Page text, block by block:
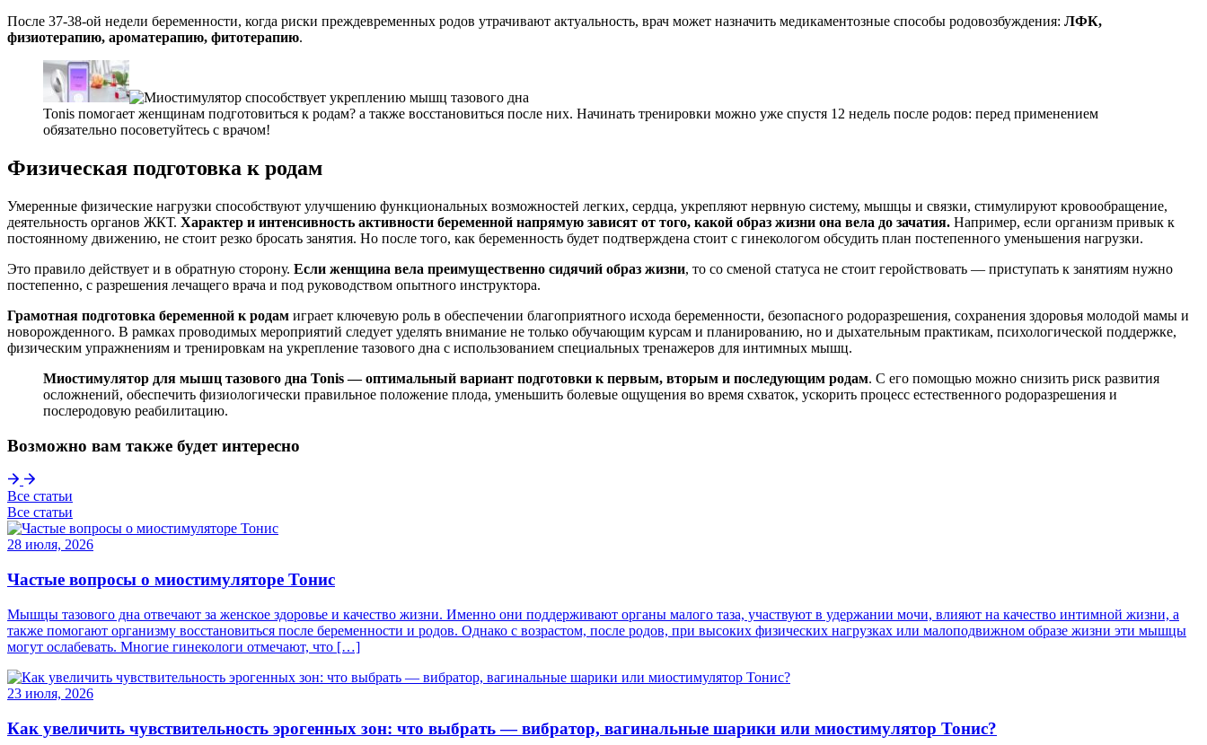
После 37-38-ой недели беременности, когда риски преждевременных родов утрачивают актуальность, врач может назначить медикаментозные способы родовозбуждения: ЛФК,
физиотерапию, ароматерапию, фитотерапию.
Tonis помогает женщинам подготовиться к родам? а также восстановиться после них. Начинать тренировки можно уже спустя 12 недель после родов: перед применением
обязательно посоветуйтесь с врачом!
Физическая подготовка к родам
Умеренные физические нагрузки способствуют улучшению функциональных возможностей легких, сердца, укрепляют нервную систему, мышцы и связки, стимулируют кровообращение,
деятельность органов ЖКТ. Характер и интенсивность активности беременной напрямую зависят от того, какой образ жизни она вела до зачатия. Например, если организм привык к
постоянному движению, не стоит резко бросать занятия. Но после того, как беременность будет подтверждена стоит с гинекологом обсудить план постепенного уменьшения нагрузки.
Это правило действует и в обратную сторону. Если женщина вела преимущественно сидячий образ жизни, то со сменой статуса не стоит геройствовать — приступать к занятиям нужно
постепенно, с разрешения лечащего врача и под руководством опытного инструктора.
Грамотная подготовка беременной к родам играет ключевую роль в обеспечении благоприятного исхода беременности, безопасного родоразрешения, сохранения здоровья молодой мамы и
новорожденного. В рамках проводимых мероприятий следует уделять внимание не только обучающим курсам и планированию, но и дыхательным практикам, психологической поддержке,
физическим упражнениям и тренировкам на укрепление тазового дна с использованием специальных тренажеров для интимных мышц.
Миостимулятор для мышц тазового дна Tonis —оптимальный вариант подготовки к первым, вторым и последующим родам. С его помощью можно снизить риск развития
осложнений, обеспечить физиологически правильное положение плода, уменьшить болевые ощущения во время схваток, ускорить процесс естественного родоразрешения и
послеродовую реабилитацию.
Возможно вам также будет интересно
Все статьи
Все статьи
28 июля, 2026
Частые вопросы о миостимуляторе Тонис
Мышцы тазового дна отвечают за женское здоровье и качество жизни. Именно они поддерживают органы малого таза, участвуют в удержании мочи, влияют на качество интимной жизни, а
также помогают организму восстановиться после беременности и родов. Однако с возрастом, после родов, при высоких физических нагрузках или малоподвижном образе жизни эти мышцы
могут ослабевать. Многие гинекологи отмечают, что […]
23 июля, 2026
Как увеличить чувствительность эрогенных зон: что выбрать — вибратор, вагинальные шарики или миостимулятор Тонис?